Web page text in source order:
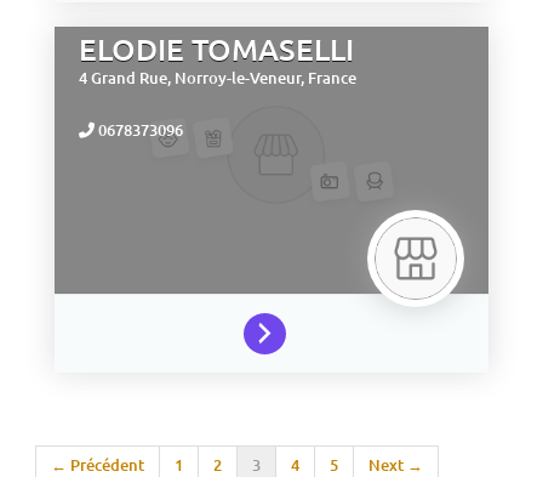
ELODIE TOMASELLI
4 Grand Rue,Norroy-le-Veneur,France
0678373096
← Précédent 1 2 3 4 5 Next →